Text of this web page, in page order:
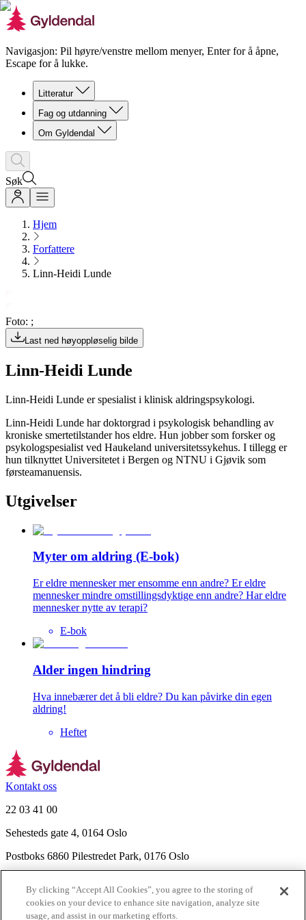
Navigasjon: Pil høyre/venstre mellom menyer, Enter for å åpne,
Escape for å lukke.
Litteratur
Fag og utdanning
Om Gyldendal
Søk
Hjem
Forfattere
Linn-Heidi Lunde
Foto: ;
Last ned høyoppløselig bilde
Linn-Heidi Lunde
Linn-Heidi Lunde er spesialist i klinisk aldringspsykologi.
Linn-Heidi Lunde har doktorgrad i psykologisk behandling av
kroniske smertetilstander hos eldre. Hun jobber som forsker og
psykologspesialist ved Haukeland universitetssykehus. I tillegg er
hun tilknyttet Universitetet i Bergen og NTNU i Gjøvik som
førsteamanuensis.
Utgivelser
Myter om aldring (E-bok)
Er eldre mennesker mer ensomme enn andre? Er eldre
mennesker mindre omstillingsdyktige enn andre? Har eldre
mennesker nytte av terapi?
E-bok
Alder ingen hindring
Hva innebærer det å bli eldre? Du kan påvirke din egen
aldring!
Heftet
Kontakt oss
22 03 41 00
Sehesteds gate 4, 0164 Oslo
Postboks 6860 Pilestredet Park, 0176 Oslo
Nyhetsbrev
Ledige stillinger
By clicking “Accept All Cookies”, you agree to the storing of
cookies on your device to enhance site navigation, analyze site
usage, and assist in our marketing efforts.